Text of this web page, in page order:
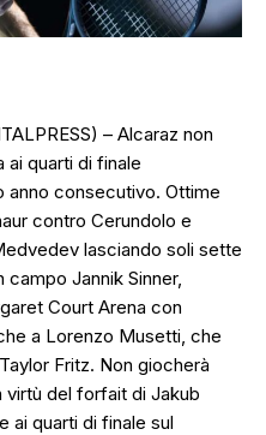
– Alcaraz non
ai quarti di finale
anno consecutivo. Ottime
contro Cerundolo e
lasciando soli sette
campo Jannik Sinner,
Court Arena con
a Lorenzo Musetti, che
Fritz. Non giocherà
virtù del forfait di Jakub
ai quarti di finale sul